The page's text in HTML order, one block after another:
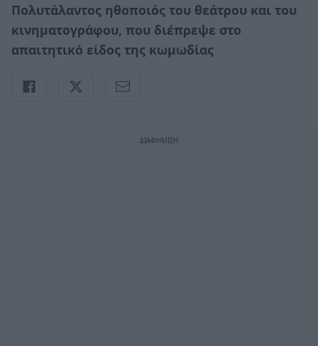
Πολυτάλαντος ηθοποιός του θεάτρου και του
κινηματογράφου, που διέπρεψε στο
απαιτητικό είδος της κωμωδίας